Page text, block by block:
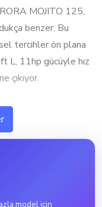
MOJITO 125,
benzer. Bu
tercihler ön plana
L, 11hp gücüyle hız
çıkıyor.
MOJITO 125,
benzer performans
model için